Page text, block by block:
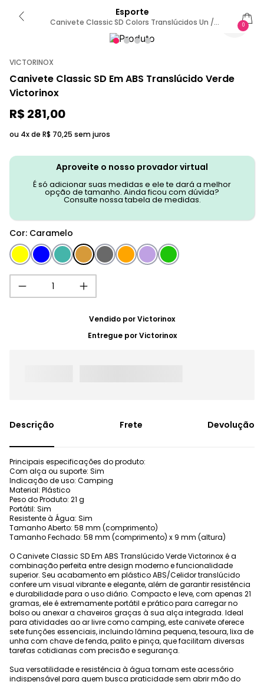
Esporte
Canivete Classic SD Colors Translúcidos Un /
Marrom-Translucido
0
VICTORINOX
Canivete Classic SD Em ABS Translúcido Verde
Victorinox
R$ 281,00
ou 4x de R$ 70,25 sem juros
Aproveite o nosso provador virtual
É só adicionar suas medidas e ele te dará a melhor
opção de tamanho. Ainda ficou com dúvida?
Consulte nossa tabela de medidas.
Cor: Caramelo
Vendido porVictorinox
Entregue porVictorinox
Frete Devolução
Principais especificações do produto:
Com alça ou suporte: Sim
Indicação de uso: Camping
Material: Plástico
Peso do Produto: 21 g
Portátil: Sim
Resistente à Água: Sim
Tamanho Aberto: 58 mm (comprimento)
Tamanho Fechado: 58 mm (comprimento) x 9 mm (altura)
O Canivete Classic SD Em ABS Translúcido Verde Victorinox é a
combinação perfeita entre design moderno e funcionalidade
superior. Seu acabamento em plástico ABS/Celidor translúcido
confere um visual vibrante e elegante, além de garantir resistência
e durabilidade para o uso diário. Compacto e leve, com apenas 21
gramas, ele é extremamente portátil e prático para carregar no
bolso ou anexar a chaveiros graças à sua alça integrada. Ideal
para atividades ao ar livre como camping, este canivete oferece
sete funções essenciais, incluindo lâmina pequena, tesoura, lixa de
unha com chave de fenda, palito e pinça, que facilitam diversas
tarefas cotidianas com precisão e segurança.
Sua versatilidade e resistência à água tornam este acessório
indispensável para quem busca praticidade sem abrir mão do